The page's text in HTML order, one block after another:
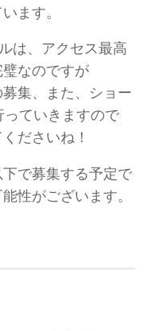
ます。
は、アクセス最高
なのですが
集、また、ショー
ていきますので
ださいね！
で募集する予定で
性がございます。